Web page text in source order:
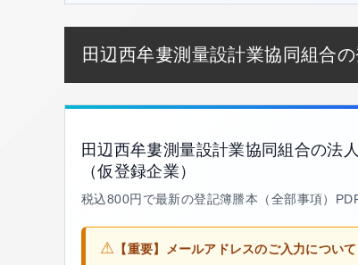
田辺西牟婁測量設計業協同組合
田辺西牟婁測量設計業協同組合の法
（仮登録企業）
税込800円で最新の登記簿謄本（全部事項）
⚠ 【重要】メールアドレスのご入力について